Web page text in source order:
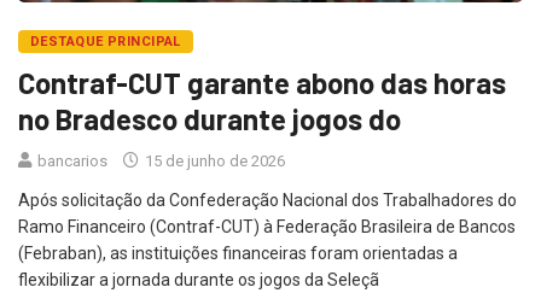
DESTAQUE PRINCIPAL
Contraf-CUT garante abono das horas
no Bradesco durante jogos do
bancarios 15 de junho de 2026
Após solicitação da Confederação Nacional dos Trabalhadores do
Ramo Financeiro (Contraf-CUT) à Federação Brasileira de Bancos
(Febraban), as instituições financeiras foram orientadas a
flexibilizar a jornada durante os jogos da Seleçã